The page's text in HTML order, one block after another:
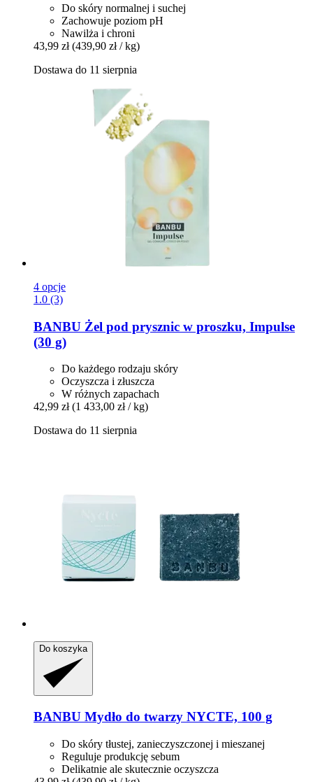
Do skóry normalnej i suchej
Zachowuje poziom pH
Nawilża i chroni
43,99 zł (439,90 zł / kg)
Dostawa do 11 sierpnia
4 opcje
1.0 (3)
BANBU Żel pod prysznic w proszku, Impulse
(30 g)
Do każdego rodzaju skóry
Oczyszcza i złuszcza
W różnych zapachach
42,99 zł (1 433,00 zł / kg)
Dostawa do 11 sierpnia
Do koszyka
BANBU Mydło do twarzy NYCTE, 100 g
Do skóry tłustej, zanieczyszczonej i mieszanej
Reguluje produkcję sebum
Delikatnie ale skutecznie oczyszcza